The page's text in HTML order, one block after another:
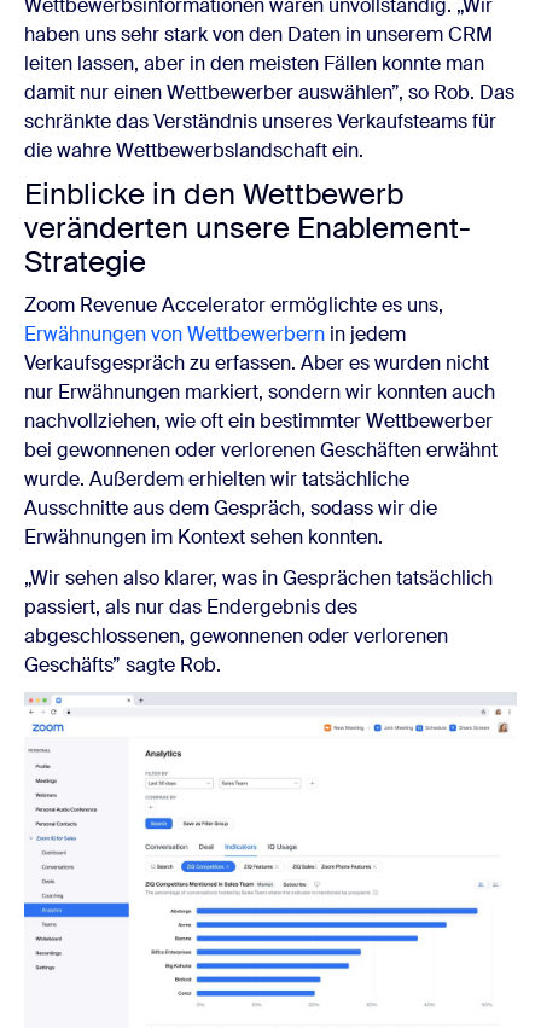
Wettbewerbsinformationen waren unvollständig. „Wir
haben uns sehr stark von den Daten in unserem CRM
leiten lassen, aber in den meisten Fällen konnte man
damit nur einen Wettbewerber auswählen”, so Rob. Das
schränkte das Verständnis unseres Verkaufsteams für
die wahre Wettbewerbslandschaft ein.
Einblicke in den Wettbewerb
veränderten unsere Enablement-
Strategie
Zoom Revenue Accelerator ermöglichte es uns,
Erwähnungen von Wettbewerbern in jedem
Verkaufsgespräch zu erfassen. Aber es wurden nicht
nur Erwähnungen markiert, sondern wir konnten auch
nachvollziehen, wie oft ein bestimmter Wettbewerber
bei gewonnenen oder verlorenen Geschäften erwähnt
wurde. Außerdem erhielten wir tatsächliche
Ausschnitte aus dem Gespräch, sodass wir die
Erwähnungen im Kontext sehen konnten.
„Wir sehen also klarer, was in Gesprächen tatsächlich
passiert, als nur das Endergebnis des
abgeschlossenen, gewonnenen oder verlorenen
Geschäfts” sagte Rob.